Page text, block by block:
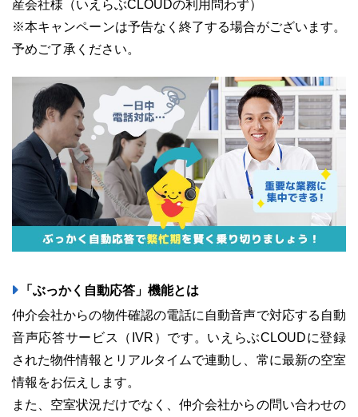
産会社様（いえらぶCLOUDの利用問わず）
※本キャンペーンは予告なく終了する場合がございます。
予めご了承ください。
「ぶっかく自動応答」機能とは
仲介会社からの物件確認の電話に自動音声で対応する自動
音声応答サービス（IVR）です。いえらぶCLOUDに登録
された物件情報とリアルタイムで連動し、常に最新の空室
情報をお伝えします。
また、空室状況だけでなく、仲介会社からの問い合わせの